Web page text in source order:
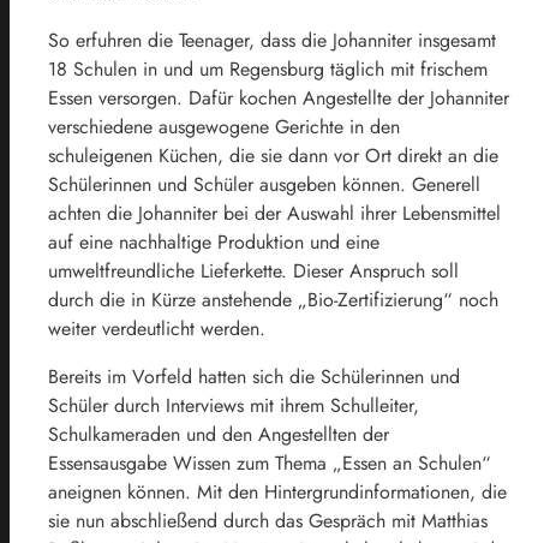
So erfuhren die Teenager, dass die Johanniter insgesamt
18 Schulen in und um Regensburg täglich mit frischem
Essen versorgen. Dafür kochen Angestellte der Johanniter
verschiedene ausgewogene Gerichte in den
schuleigenen Küchen, die sie dann vor Ort direkt an die
Schülerinnen und Schüler ausgeben können. Generell
achten die Johanniter bei der Auswahl ihrer Lebensmittel
auf eine nachhaltige Produktion und eine
umweltfreundliche Lieferkette. Dieser Anspruch soll
durch die in Kürze anstehende „Bio-Zertifizierung“ noch
weiter verdeutlicht werden.
Bereits im Vorfeld hatten sich die Schülerinnen und
Schüler durch Interviews mit ihrem Schulleiter,
Schulkameraden und den Angestellten der
Essensausgabe Wissen zum Thema „Essen an Schulen“
aneignen können. Mit den Hintergrundinformationen, die
sie nun abschließend durch das Gespräch mit Matthias